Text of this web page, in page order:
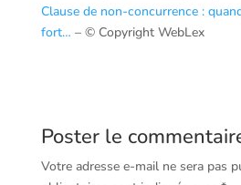
Clause de non-concurrence :
fort… – © Copyright WebLex
Poster le
Votre adresse e-mail ne sera pas